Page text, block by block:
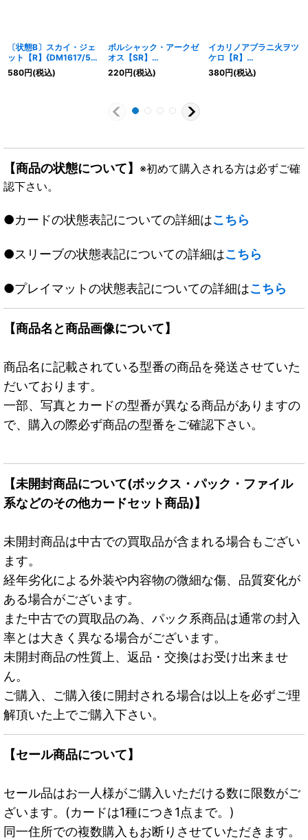
〔状態B〕スカイ・ジェ
ット【R】{DM1617/55}
《火》
580円(税込)
ボルシャック・アークゼ
オス【SR】
{24EX15/89}《火》
220円(税込)
イカリノアブラニ火ヲツ
ケロ【R】
{24EX330/80}《火》
380円(税込)
【商品の状態について】 ※初めて購入される方は必ずご確
認下さい。
●カードの状態表記についての詳細はこちら
●スリーブの状態表記についての詳細はこちら
●プレイマットの状態表記についての詳細はこちら
【商品名と商品画像について】
商品名に記載されている型番の商品を発送させていた
だいております。
一部、写真とカードの型番が異なる商品がありますの
で、購入の際必ず商品の型番をご確認下さい。
【未開封商品について(ボックス・パック・ファイル
系などのその他カードセット商品)】
未開封商品は中古での買取品が含まれる場合もござい
ます。
経年劣化による外装や内容物の微細な傷、品質変化が
ある場合がございます。
また中古での買取品の為、パック系商品は通常の封入
率とは大きく異なる場合がございます。
未開封商品の性質上、返品・交換はお受け出来ませ
ん。
ご購入、ご購入後に開封される場合は以上を必ずご理
解頂いた上でご購入下さい。
【セール商品について】
セール品はお一人様がご購入いただける数に限数がご
ざいます。(カードは1種につき1点まで。)
同一住所での複数購入もお断りさせていただきます。